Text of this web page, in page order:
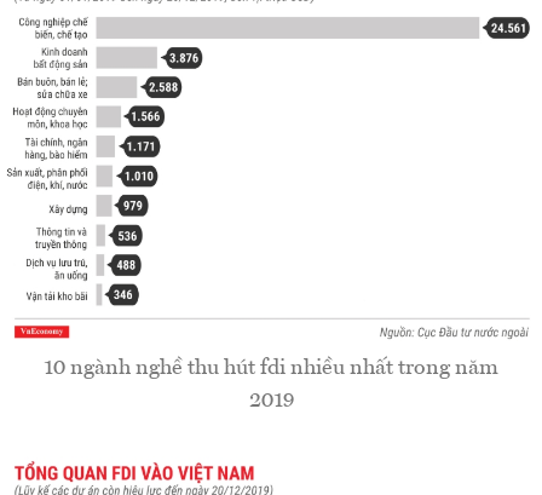
10 ngành nghề thu hút fdi nhiều nhất trong năm
2019